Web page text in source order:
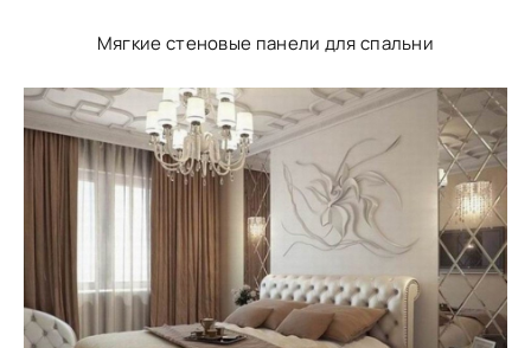
Мягкие стеновые панели для спальни